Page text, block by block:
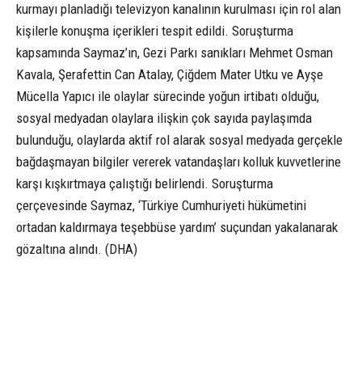
kurmayı planladığı televizyon kanalının kurulması için rol alan
kişilerle konuşma içerikleri tespit edildi. Soruşturma
kapsamında Saymaz’ın, Gezi Parkı sanıkları Mehmet Osman
Kavala, Şerafettin Can Atalay, Çiğdem Mater Utku ve Ayşe
Mücella Yapıcı ile olaylar sürecinde yoğun irtibatı olduğu,
sosyal medyadan olaylara ilişkin çok sayıda paylaşımda
bulunduğu, olaylarda aktif rol alarak sosyal medyada gerçekle
bağdaşmayan bilgiler vererek vatandaşları kolluk kuvvetlerine
karşı kışkırtmaya çalıştığı belirlendi. Soruşturma
çerçevesinde Saymaz, ‘Türkiye Cumhuriyeti hükümetini
ortadan kaldırmaya teşebbüse yardım’ suçundan yakalanarak
gözaltına alındı. (DHA)